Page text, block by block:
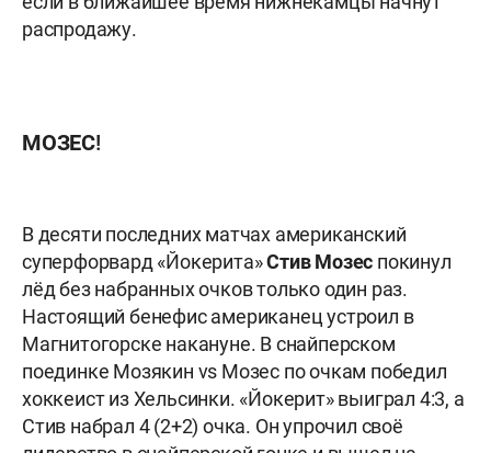
распродажу.
МОЗЕС!
В десяти последних матчах американский
суперфорвард «Йокерита»Стив Мозес покинул
лёд без набранных очков только один раз.
Настоящий бенефис американец устроил в
Магнитогорске накануне. В снайперском
поединке Мозякин vs Мозес по очкам победил
хоккеист из Хельсинки. «Йокерит» выиграл 4:3, а
Стив набрал 4 (2+2) очка. Он упрочил своё